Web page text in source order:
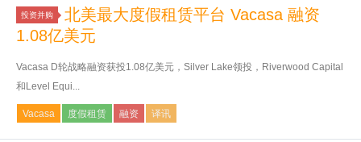
投资并购
北美最大度假租赁平台 Vacasa 融资
1.08亿美元
Vacasa D轮战略融资获投1.08亿美元，Silver Lake领投，Riverwood Capital
和Level Equi...
Vacasa 度假租赁 融资 译讯